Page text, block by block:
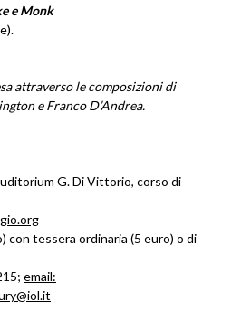
e Monk
attraverso le composizioni di
e Franco D’Andrea.
G. Di Vittorio, corso di
con tessera ordinaria (5 euro) o di
email: